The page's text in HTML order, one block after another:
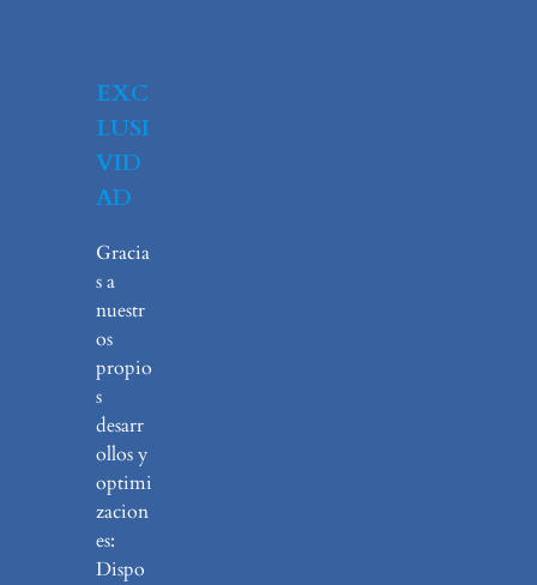
EXC
LUSI
VID
AD
Gracia
s a
nuestr
os
propio
s
desarr
ollos y
optimi
zacion
es:
Dispo